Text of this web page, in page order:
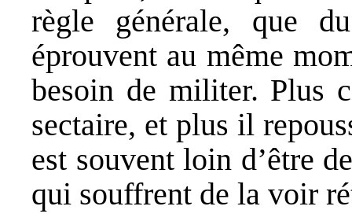
règle générale, que
éprouvent au même
besoin de militer. Plus
sectaire, et plus il
est souvent loin d’être
qui souffrent de la voir